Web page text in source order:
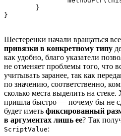
}
Шестеренки начали вращаться
привязки в конкретному типу
как удобно, благо указатели
не отменяет проблемы того, что
учитывать заранее, так как
по значению, соответственно,
сколько места выделить на
пришла быстро — почему бы не
будет иметь фиксированный
в аргументах лишь ее? Так
ScriptValue: